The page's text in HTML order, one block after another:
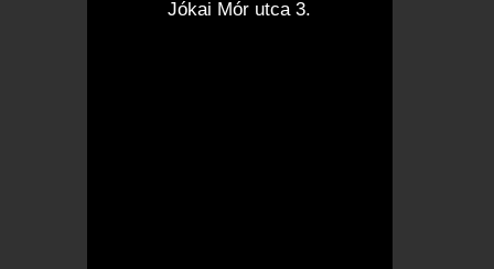
Jókai Mór utca 3.